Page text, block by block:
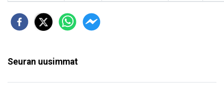
Seuran uusimmat